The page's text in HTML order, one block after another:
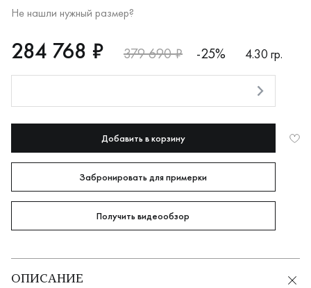
Не нашли нужный размер?
RUB
284768
284 768 ₽ 379 690 ₽ -25%
4.30 гр.
Добавить в корзину
Забронировать для примерки
Получить видеообзор
ОПИСАНИЕ